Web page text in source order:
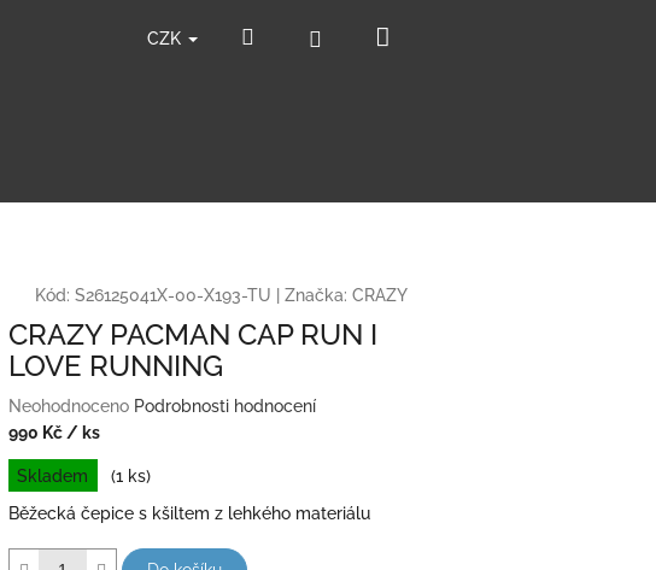
CZK Hledat Přihlášení
Kód: S26125041X-00-X193-TU Značka: CRAZY
CRAZY PACMAN CAP RUN I
LOVE RUNNING
Průměrné
hodnocení
je
0,0
z
5
Neohodnoceno Podrobnosti hodnocení
990 Kč / ks
Měrná
cena:
Skladem
(1 ks)
Běžecká čepice s kšiltem z lehkého materiálu